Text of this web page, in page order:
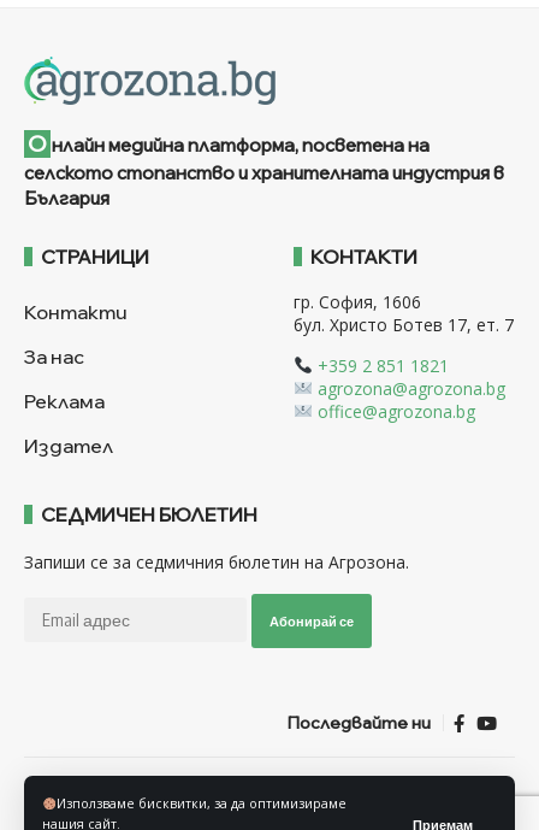
Използваме бисквитки, за да оптимизираме
нашия сайт.
Приемам
О нлайн медийна платформа, посветена на
селското стопанство и хранителната индустрия в
България
СТРАНИЦИ
Контакти
За нас
Реклама
Издател
КОНТАКТИ
гр. София, 1606
бул. Христо Ботев 17, ет. 7
+359 2 851 1821
agrozona@agrozona.bg
office@agrozona.bg
СЕДМИЧЕН БЮЛЕТИН
Запиши се за седмичния бюлетин на Агрозона.
Абонирай се
Последвайте ни
Политика за защита на личните данни